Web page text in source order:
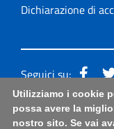
Dichiarazione di
Seguici su:
Accessibilità:
Utilizziamo i cookie
possa avere la
nostro sito. Se vai